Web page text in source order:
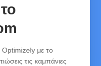
με το
τις καμπάνιες